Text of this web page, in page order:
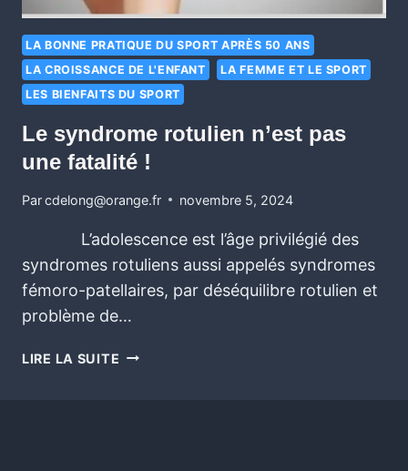
LA BONNE PRATIQUE DU SPORT APRÈS 50 ANS
LA CROISSANCE DE L'ENFANT
LA FEMME ET LE SPORT
LES BIENFAITS DU SPORT
Le syndrome rotulien n’est pas
une fatalité !
Parcdelong@orange.fr novembre 5, 2024
L’adolescence est l’âge privilégié des
syndromes rotuliens aussi appelés syndromes
fémoro-patellaires, par déséquilibre rotulien et
problème de…
LIRE LA SUITE